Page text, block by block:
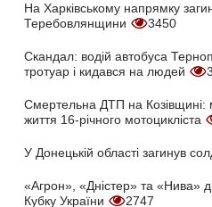
На Харківському напрямку
Теребовлянщини
3450
Скандал: водій автобуса
тротуар і кидався на людей
Смертельна ДТП на Козівщині:
життя 16-річного мотоцикліста
У Донецькій області загинув
«Агрон», «Дністер» та «Нива»
Кубку України
2747